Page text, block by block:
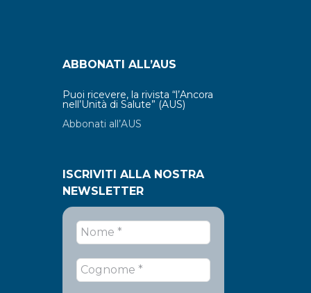
ABBONATI ALL’AUS
Puoi ricevere, la rivista “l’Ancora
nell’Unità di Salute” (AUS)
Abbonati all’AUS
ISCRIVITI ALLA NOSTRA
NEWSLETTER